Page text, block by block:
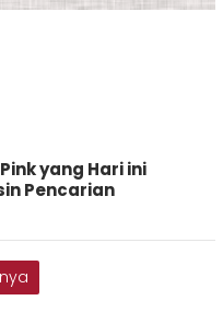
yang Hari ini
Pencarian